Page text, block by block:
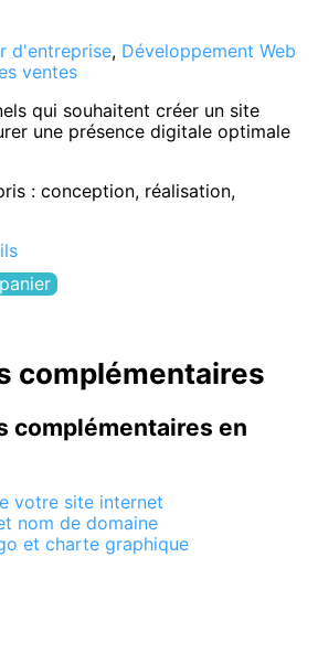
d'entreprise, Développement Web
ventes
qui souhaitent créer un site
une présence digitale optimale
: conception, réalisation,
complémentaires
complémentaires en
votre site internet
nom de domaine
et charte graphique